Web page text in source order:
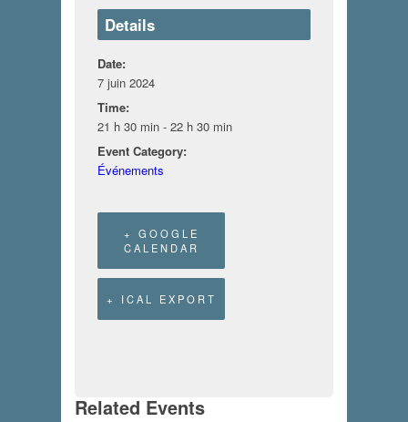
Details
Date:
7 juin 2024
Time:
21 h 30 min - 22 h 30 min
Event Category:
Événements
+ GOOGLE
CALENDAR
+ ICAL EXPORT
Related Events